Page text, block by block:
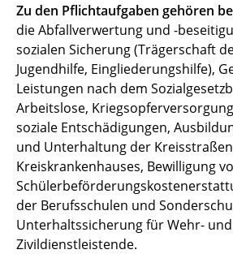
Zu den Pflichtaufgaben gehören
die Abfallverwertung und -
sozialen Sicherung (Trägerschaft
Jugendhilfe, Eingliederungshilfe),
Leistungen nach dem
Arbeitslose,
soziale Entschädigungen,
und Unterhaltung der
Kreiskrankenhauses, Bewilligung
der Berufsschulen und
Unterhaltssicherung für Wehr- und
Zivildienstleistende.